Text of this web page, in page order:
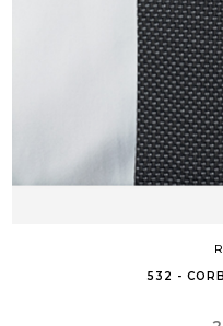
532 -